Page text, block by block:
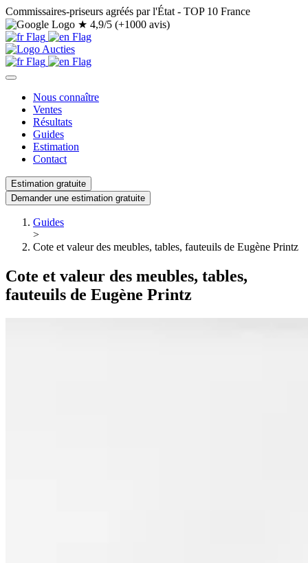
Commissaires-priseurs agréés par l'État - TOP 10 France
★ 4,9/5 (+1000 avis)
Nous connaître
Ventes
Résultats
Guides
Estimation
Contact
Estimation gratuite
Demander une estimation gratuite
Guides
>
Cote et valeur des meubles, tables, fauteuils de Eugène Printz
Cote et valeur des meubles, tables,
fauteuils de Eugène Printz